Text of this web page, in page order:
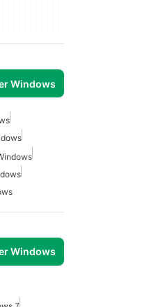
Windows
Windows